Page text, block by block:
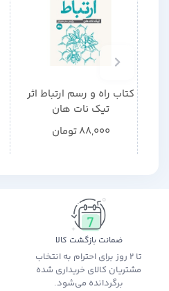
کتاب راه و رسم ارتباط اثر
تیک نات هان
88,000تومان
ضمانت بازگشت کالا
تا 2 روز برای احترام به انتخاب
مشتریان کالای خریداری شده
برگردانده می‌شود.